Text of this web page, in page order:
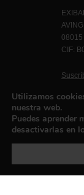
08015
CIF:
Política
Utilizamos
nuestra web.
Puedes aprender
desactivarlas en